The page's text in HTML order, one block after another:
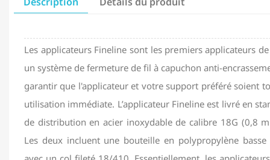
Les applicateurs Fineline sont les premiers applicateurs
un système de fermeture de fil à capuchon anti-
garantir que l'applicateur et votre support préféré soient
utilisation immédiate. L’applicateur Fineline est livré en
de distribution en acier inoxydable de calibre 18G (0,8
Les deux incluent une bouteille en polypropylène